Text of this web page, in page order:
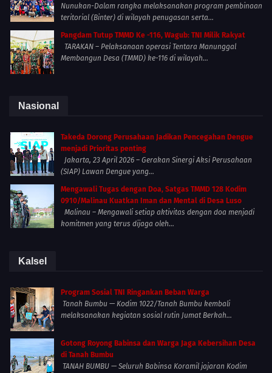
Nunukan-Dalam rangka melaksanakan program pembinaan
teritorial (Binter) di wilayah penugasan serta...
Pangdam Tutup TMMD Ke -116, Wagub: TNI Milik Rakyat
TARAKAN – Pelaksanaan operasi Tentara Manunggal
Membangun Desa (TMMD) ke-116 di wilayah...
Nasional
Takeda Dorong Perusahaan Jadikan Pencegahan Dengue
menjadi Prioritas penting
Jakarta, 23 April 2026 – Gerakan Sinergi Aksi Perusahaan
(SIAP) Lawan Dengue yang...
Mengawali Tugas dengan Doa, Satgas TMMD 128 Kodim
0910/Malinau Kuatkan Iman dan Mental di Desa Luso
Malinau – Mengawali setiap aktivitas dengan doa menjadi
komitmen yang terus dijaga oleh...
Kalsel
Program Sosial TNI Ringankan Beban Warga
Tanah Bumbu — Kodim 1022/Tanah Bumbu kembali
melaksanakan kegiatan sosial rutin Jumat Berkah...
Gotong Royong Babinsa dan Warga Jaga Kebersihan Desa
di Tanah Bumbu
TANAH BUMBU — Seluruh Babinsa Koramil jajaran Kodim